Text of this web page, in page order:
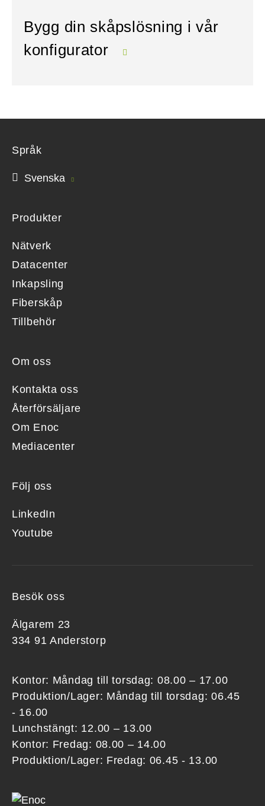
Bygg din skåpslösning i vår
konfigurator
Språk
Svenska
Produkter
Nätverk
Datacenter
Inkapsling
Fiberskåp
Tillbehör
Om oss
Kontakta oss
Återförsäljare
Om Enoc
Mediacenter
Följ oss
LinkedIn
Youtube
Besök oss
Älgarem 23
334 91 Anderstorp
Kontor: Måndag till torsdag: 08.00 – 17.00
Produktion/Lager: Måndag till torsdag: 06.45
- 16.00
Lunchstängt: 12.00 – 13.00
Kontor: Fredag: 08.00 – 14.00
Produktion/Lager: Fredag: 06.45 - 13.00